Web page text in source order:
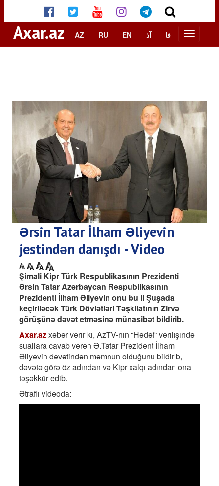
Axar.az AZ RU EN آذ فا
Ərsin Tatar İlham Əliyevin
jestindən danışdı - Video
Şimali Kipr Türk Respublikasının Prezidenti
Ərsin Tatar Azərbaycan Respublikasının
Prezidenti İlham Əliyevin onu bu il Şuşada
keçiriləcək Türk Dövlətləri Təşkilatının Zirvə
görüşünə dəvət etməsinə münasibət bildirib.
Axar.azxəbər verir ki, AzTV-nin “Hədəf” verilişində
suallara cavab verən Ə.Tatar Prezident İlham
Əliyevin dəvətindən məmnun olduğunu bildirib,
dəvətə görə öz adından və Kipr xalqı adından ona
təşəkkür edib.
Ətraflı videoda: